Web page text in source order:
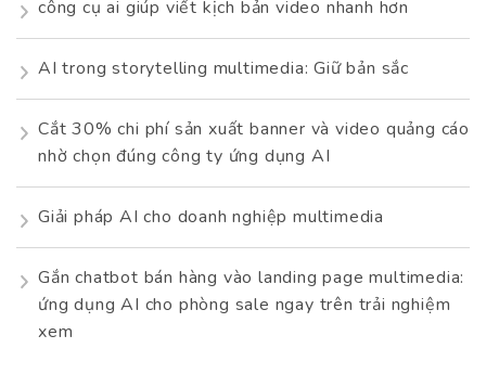
công cụ ai giúp viết kịch bản video nhanh hơn
AI trong storytelling multimedia: Giữ bản sắc
Cắt 30% chi phí sản xuất banner và video quảng cáo
nhờ chọn đúng công ty ứng dụng AI
Giải pháp AI cho doanh nghiệp multimedia
Gắn chatbot bán hàng vào landing page multimedia:
ứng dụng AI cho phòng sale ngay trên trải nghiệm
xem